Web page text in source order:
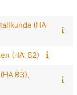
(HA-
(HA-B2)
B3),